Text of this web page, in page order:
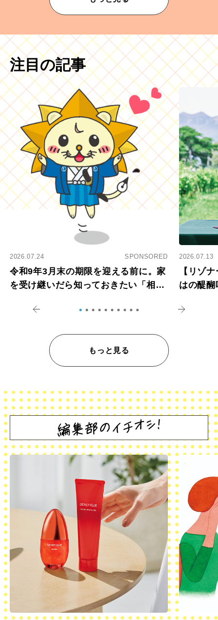
注目の記事
2026.07.24 SPONSORED
令和9年3月末の期限を迎える前に。家
を受け継いだら知っておきたい「相続
2026.07.13
【リゾ
はの醍
もっと見る